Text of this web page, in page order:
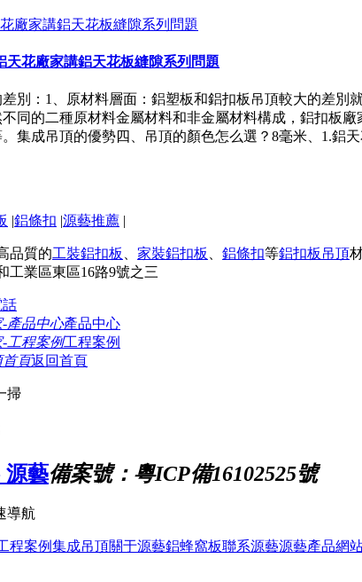
天花廠家講鋁天花板縫隙系列問題
別：1、原材料層面：鋁塑板和鋁扣板吊頂較大的差
同的二種原材料金屬材料和非金屬材料構成，鋁扣板
集成吊頂的優勢四、吊頂的顏色怎么選？8毫米、1.鋁天
|鋁條扣 |源藝推薦 |
品質的工裝鋁扣板 家裝鋁扣板 鋁條扣等鋁扣板吊頂
工業區東區16路9號之三
話
產品中心
工程案例
返回首頁
掃
備案號：粵ICP備16102525號
導航
程案例集成吊頂關于源藝鋁蜂窩板聯系源藝源藝產品網